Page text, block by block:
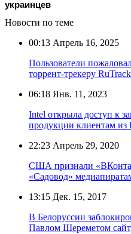
украинцев
Новости по теме
00:13 Апрель 16, 2025
Пользователи
торрент-трекеру
06:18 Янв. 11, 2023
Intel открыла доступ к
продукции клиентам из
22:23 Апрель 29, 2020
США признали
«Садовод»
13:15 Дек. 15, 2017
В Белоруссии
Павлом Шереметом